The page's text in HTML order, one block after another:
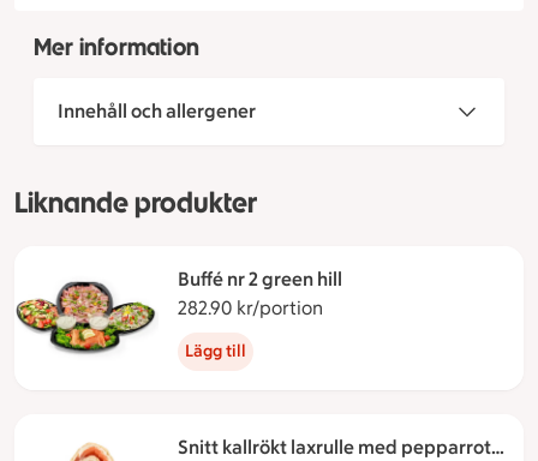
Mer information
Innehåll och allergener
Liknande produkter
Buffé nr 2 green hill
282.90 kr/portion
Lägg till
Snitt kallrökt laxrulle med pepparrot